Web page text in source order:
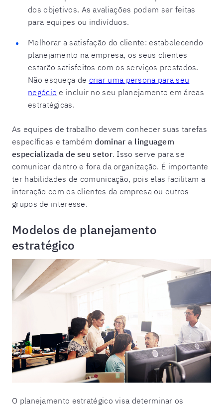
dos objetivos. As avaliações podem ser feitas
para equipes ou indivíduos.
Melhorar a satisfação do cliente: estabelecendo
planejamento na empresa, os seus clientes
estarão satisfeitos com os serviços prestados.
Não esqueça de criar uma persona para seu
negócio e incluir no seu planejamento em áreas
estratégicas.
As equipes de trabalho devem conhecer suas tarefas
específicas e também dominar a linguagem
especializada de seu setor. Isso serve para se
comunicar dentro e fora da organização. É importante
ter habilidades de comunicação, pois elas facilitam a
interação com os clientes da empresa ou outros
grupos de interesse.
Modelos de planejamento
estratégico
O planejamento estratégico visa determinar os